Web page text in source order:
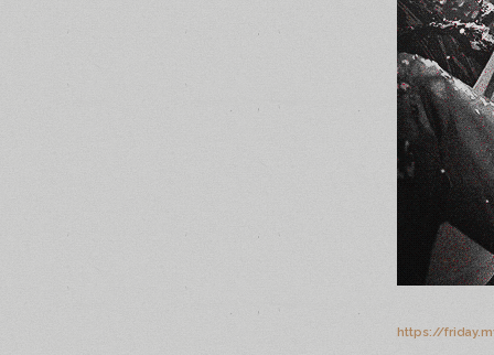
https://